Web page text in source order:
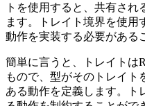
トを使用すると、共有さ
ます。トレイト境界を使用
動作を実装する必要がある
簡単に言うと、トレイトは
もので、型がそのトレイト
ある動作を定義します。ト